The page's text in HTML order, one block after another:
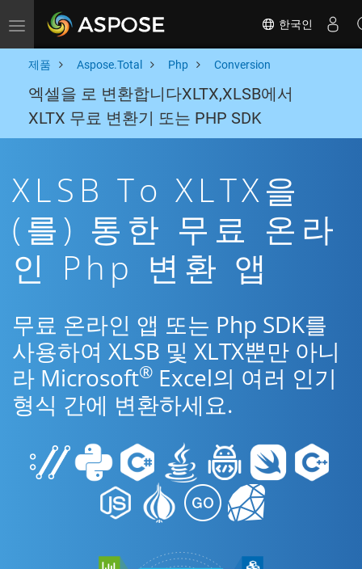
Toggle navigation 한국인
제품 Aspose.Total Php Conversion
엑셀을 로 변환합니다XLTX,XLSB에서
XLTX 무료 변환기 또는 PHP SDK
XLSB To XLTX을
(를) 통한 무료 온라
인 Php 변환 앱
무료 온라인 앱 또는 Php SDK를
사용하여 XLSB 및 XLTX뿐만 아니
라 Microsoft® Excel의 여러 인기
형식 간에 변환하세요.